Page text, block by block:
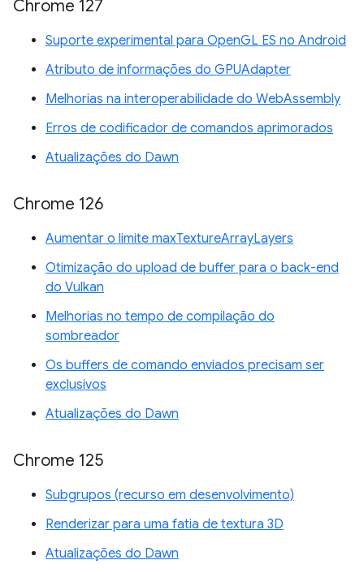
Chrome 127
Suporte experimental para OpenGL ES no Android
Atributo de informações do GPUAdapter
Melhorias na interoperabilidade do WebAssembly
Erros de codificador de comandos aprimorados
Atualizações do Dawn
Chrome 126
Aumentar o limite maxTextureArrayLayers
Otimização do upload de buffer para o back-end
do Vulkan
Melhorias no tempo de compilação do
sombreador
Os buffers de comando enviados precisam ser
exclusivos
Atualizações do Dawn
Chrome 125
Subgrupos (recurso em desenvolvimento)
Renderizar para uma fatia de textura 3D
Atualizações do Dawn